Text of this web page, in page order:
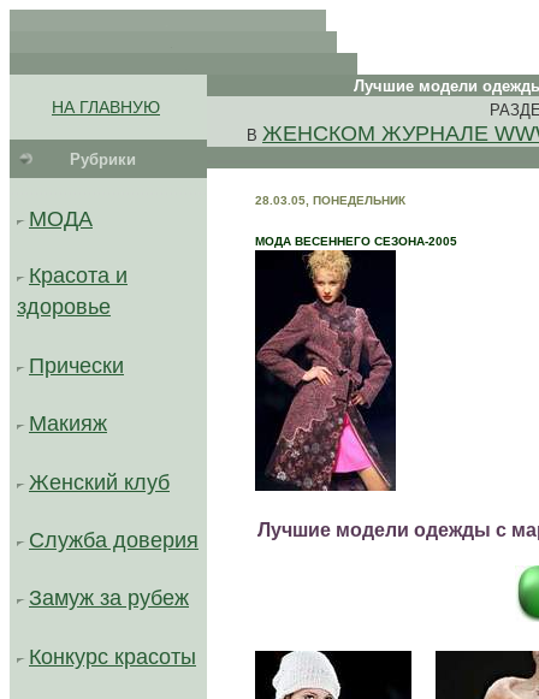
НА ГЛАВНУЮ
Рубрики
МОДА
Красота и
здоровье
Прически
Макияж
Женский клуб
Служба доверия
Замуж за рубеж
Конкурс красоты
Лучшие модели
В ЖЕНСКОМ ЖУРНАЛЕ
28.03.05, ПОНЕДЕЛЬНИК
МОДА ВЕСЕННЕГО СЕЗОНА-2005
Лучшие модели одежды с